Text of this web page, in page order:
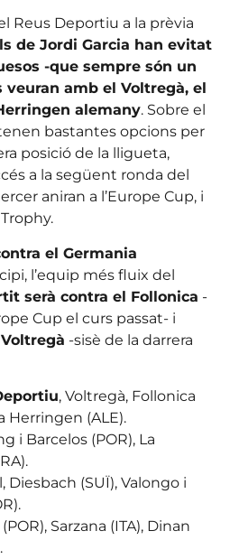
Reus Deportiu a la prèvia
de Jordi Garcia han evitat
-que sempre són un
veuran amb el Voltregà, el
alemany. Sobre el
bastantes opcions per
posició de la lligueta,
a la següent ronda del
aniran a l’Europe Cup, i
el Germania
l’equip més fluix del
serà contra el Follonica -
Cup el curs passat- i
-sisè de la darrera
, Voltregà, Follonica
Herringen (ALE).
i Barcelos (POR), La
Diesbach (SUÏ), Valongo i
Sarzana (ITA), Dinan